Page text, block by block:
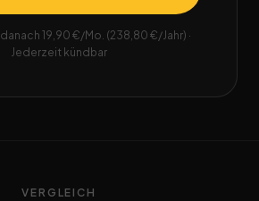
danach 19,90 €/Mo. (238,80 €/Jahr) ·
Jederzeit kündbar
VERGLEICH